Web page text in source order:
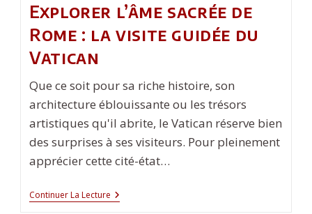
Explorer l’âme sacrée de
Rome : la visite guidée du
Vatican
Que ce soit pour sa riche histoire, son
architecture éblouissante ou les trésors
artistiques qu'il abrite, le Vatican réserve bien
des surprises à ses visiteurs. Pour pleinement
apprécier cette cité-état…
Continuer La Lecture Explorer
L’âme